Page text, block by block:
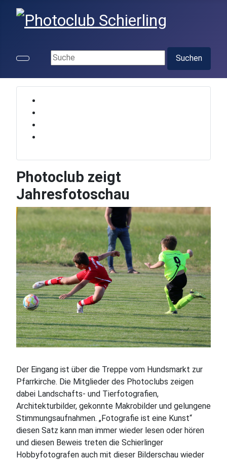
Suchen ...
Suchen
Photoclub zeigt
Jahresfotoschau
Der Eingang ist über die Treppe vom Hundsmarkt zur
Pfarrkirche. Die Mitglieder des Photoclubs zeigen
dabei Landschafts- und Tierfotografien,
Architekturbilder, gekonnte Makrobilder und gelungene
Stimmungsaufnahmen. „Fotografie ist eine Kunst“
diesen Satz kann man immer wieder lesen oder hören
und diesen Beweis treten die Schierlinger
Hobbyfotografen auch mit dieser Bilderschau wieder